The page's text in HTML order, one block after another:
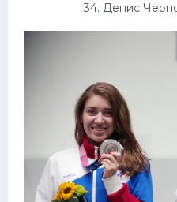
34. Денис